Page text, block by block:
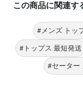
この商品に関連す
#メンズ トッ
#トップス 最短発送
#セーター